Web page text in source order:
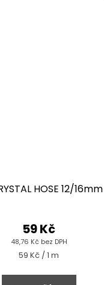
HOSE 12/16mm
48,76 Kč bez DPH
59 Kč
Měrná
59 Kč / 1 m